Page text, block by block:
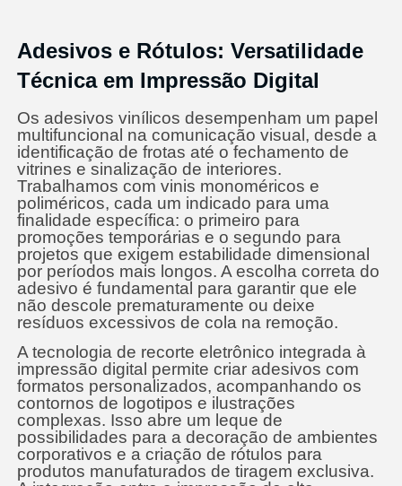
Adesivos e Rótulos: Versatilidade
Técnica em Impressão Digital
Os adesivos vinílicos desempenham um papel
multifuncional na comunicação visual, desde a
identificação de frotas até o fechamento de
vitrines e sinalização de interiores.
Trabalhamos com vinis monoméricos e
poliméricos, cada um indicado para uma
finalidade específica: o primeiro para
promoções temporárias e o segundo para
projetos que exigem estabilidade dimensional
por períodos mais longos. A escolha correta do
adesivo é fundamental para garantir que ele
não descole prematuramente ou deixe
resíduos excessivos de cola na remoção.
A tecnologia de recorte eletrônico integrada à
impressão digital permite criar adesivos com
formatos personalizados, acompanhando os
contornos de logotipos e ilustrações
complexas. Isso abre um leque de
possibilidades para a decoração de ambientes
corporativos e a criação de rótulos para
produtos manufaturados de tiragem exclusiva.